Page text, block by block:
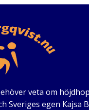
veta om
Sveriges egen Kajsa